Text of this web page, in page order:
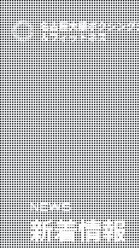
プ
レ
名古屋大
大
NEWS
新着情報